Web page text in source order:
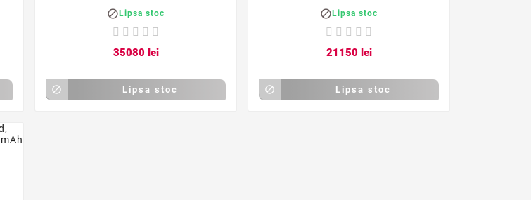
Lipsa stoc
35080 lei
 Lipsa stoc
Lipsa stoc
21150 lei
 Lipsa stoc